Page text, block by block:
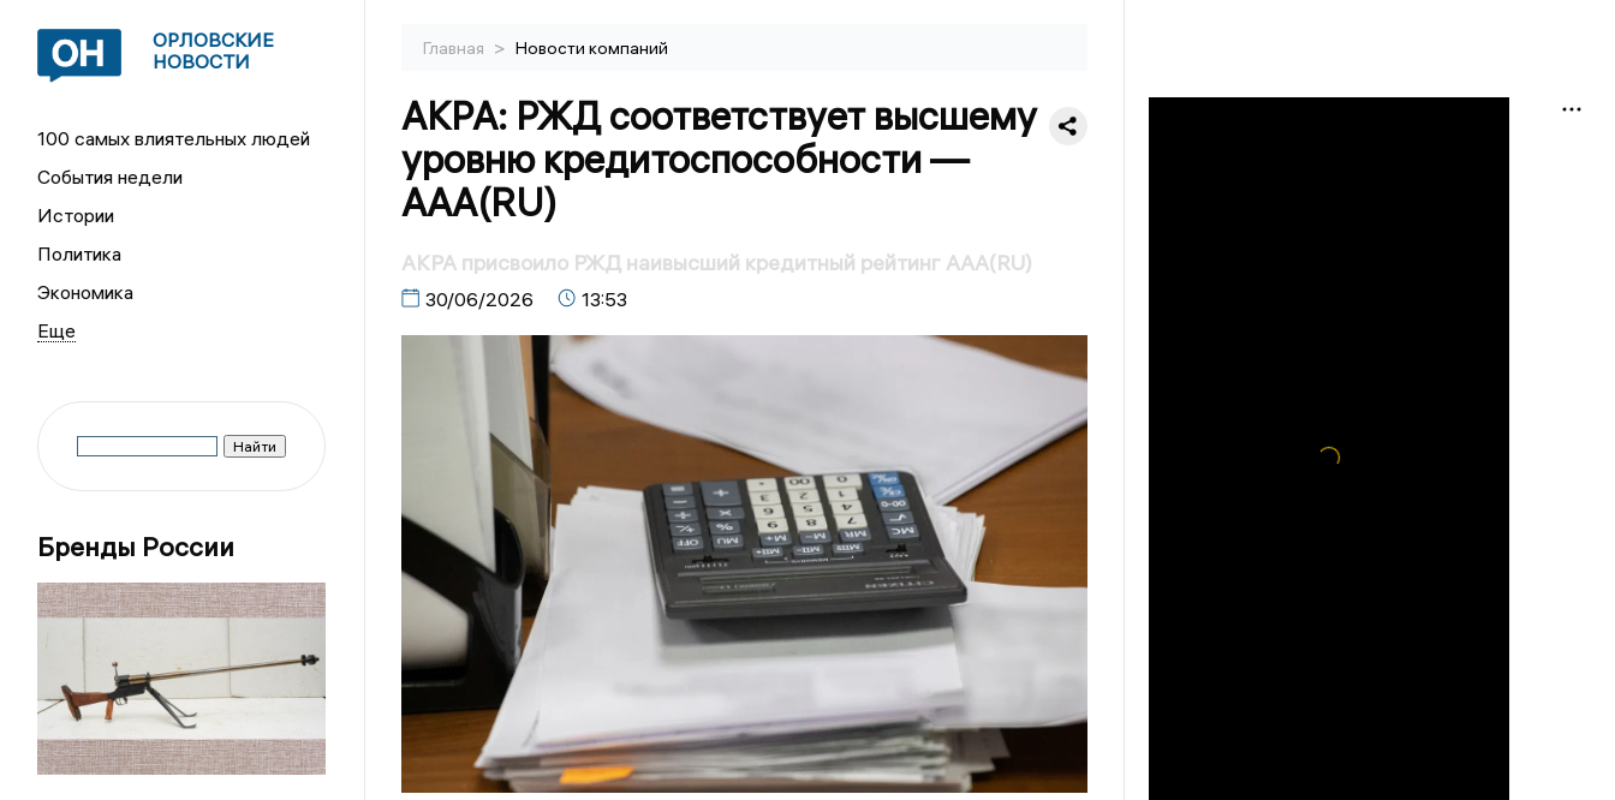
ОРЛОВСКИЕ
НОВОСТИ
100 самых влиятельных людей
События недели
Истории
Политика
Экономика
Бренды России
Главная > Новости компаний
АКРА: РЖД соответствует высшему
уровню кредитоспособности —
AAA(RU)
АКРА присвоило РЖД наивысший кредитный рейтинг AAA(RU)
30/06/2026 13:53